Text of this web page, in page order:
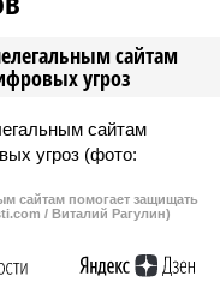
сайтам
угроз
сайтам помогает защищать
/ Виталий Рагулин)